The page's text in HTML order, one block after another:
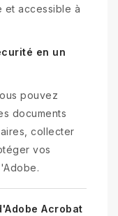
et accessible à
en un
pouvez
documents
collecter
vos
Acrobat